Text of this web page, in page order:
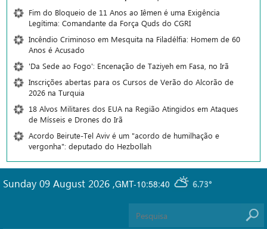
Fim do Bloqueio de 11 Anos ao Iêmen é uma Exigência
Legítima: Comandante da Força Quds do CGRI
Incêndio Criminoso em Mesquita na Filadélfia: Homem de 60
Anos é Acusado
'Da Sede ao Fogo': Encenação de Taziyeh em Fasa, no Irã
Inscrições abertas para os Cursos de Verão do Alcorão de
2026 na Turquia
18 Alvos Militares dos EUA na Região Atingidos em Ataques
de Mísseis e Drones do Irã
Acordo Beirute-Tel Aviv é um "acordo de humilhação e
vergonha": deputado do Hezbollah
GMT-10:58:40 6.73°
Sunday 09 August 2026 ,